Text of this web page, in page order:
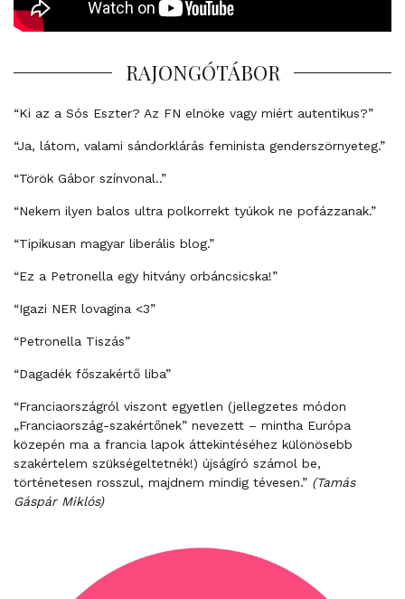
RAJONGÓTÁBOR
“Ki az a Sós Eszter? Az FN elnöke vagy miért autentikus?”
“Ja, látom, valami sándorklárás feminista genderszörnyeteg.”
“Török Gábor színvonal..”
“Nekem ilyen balos ultra polkorrekt tyúkok ne pofázzanak.”
“Tipikusan magyar liberális blog.”
“Ez a Petronella egy hitvány orbáncsicska!”
“Igazi NER lovagina <3”
“Petronella Tiszás”
“Dagadék főszakértő liba”
“Franciaországról viszont egyetlen (jellegzetes módon
„Franciaország-szakértőnek” nevezett – mintha Európa
közepén ma a francia lapok áttekintéséhez különösebb
szakértelem szükségeltetnék!) újságíró számol be,
történetesen rosszul, majdnem mindig tévesen.” (Tamás
Gáspár Miklós)